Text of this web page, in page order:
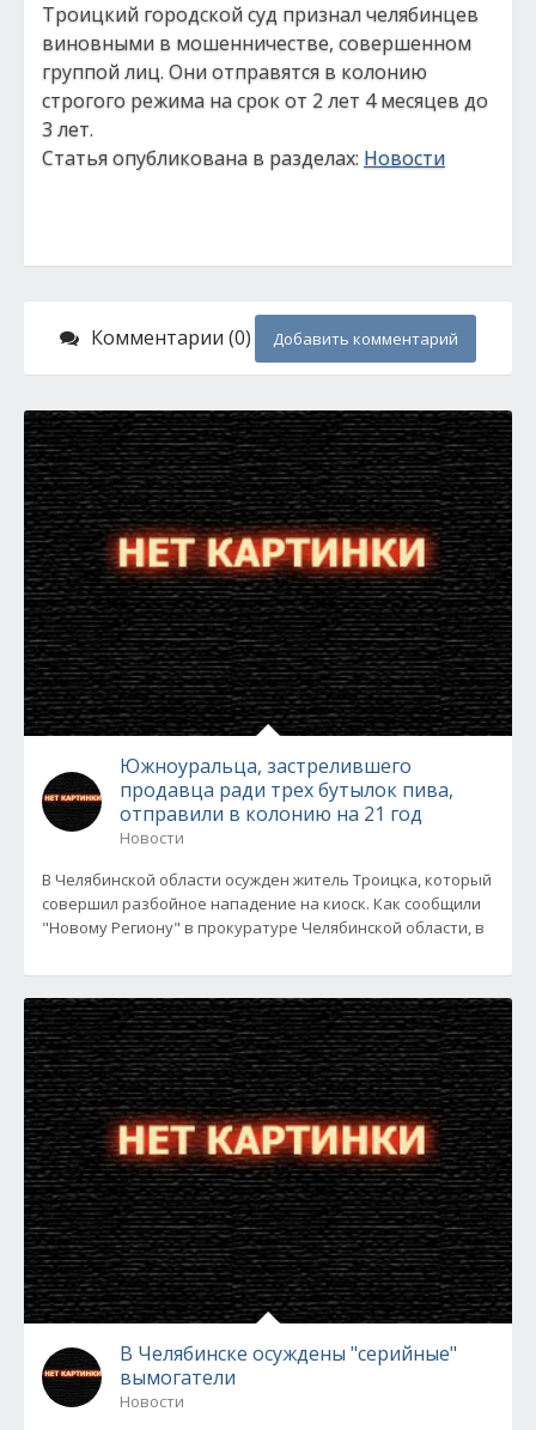
Троицкий городской суд признал челябинцев
виновными в мошенничестве, совершенном
группой лиц. Они отправятся в колонию
строгого режима на срок от 2 лет 4 месяцев до
3 лет.
Статья опубликована в разделах: Новости
Комментарии (0) Добавить комментарий
Южноуральца, застрелившего
продавца ради трех бутылок пива,
отправили в колонию на 21 год
Новости
В Челябинской области осужден житель Троицка, который
совершил разбойное нападение на киоск. Как сообщили
"Новому Региону" в прокуратуре Челябинской области, в
В Челябинске осуждены "серийные"
вымогатели
Новости